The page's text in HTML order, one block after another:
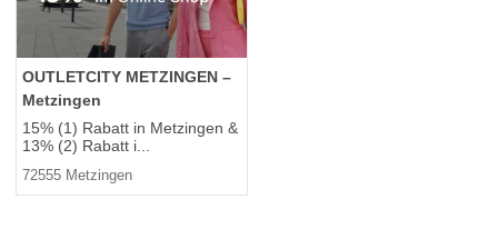
OUTLETCITY METZINGEN –
Metzingen
15% (1) Rabatt in Metzingen &
13% (2) Rabatt i...
72555 Metzingen